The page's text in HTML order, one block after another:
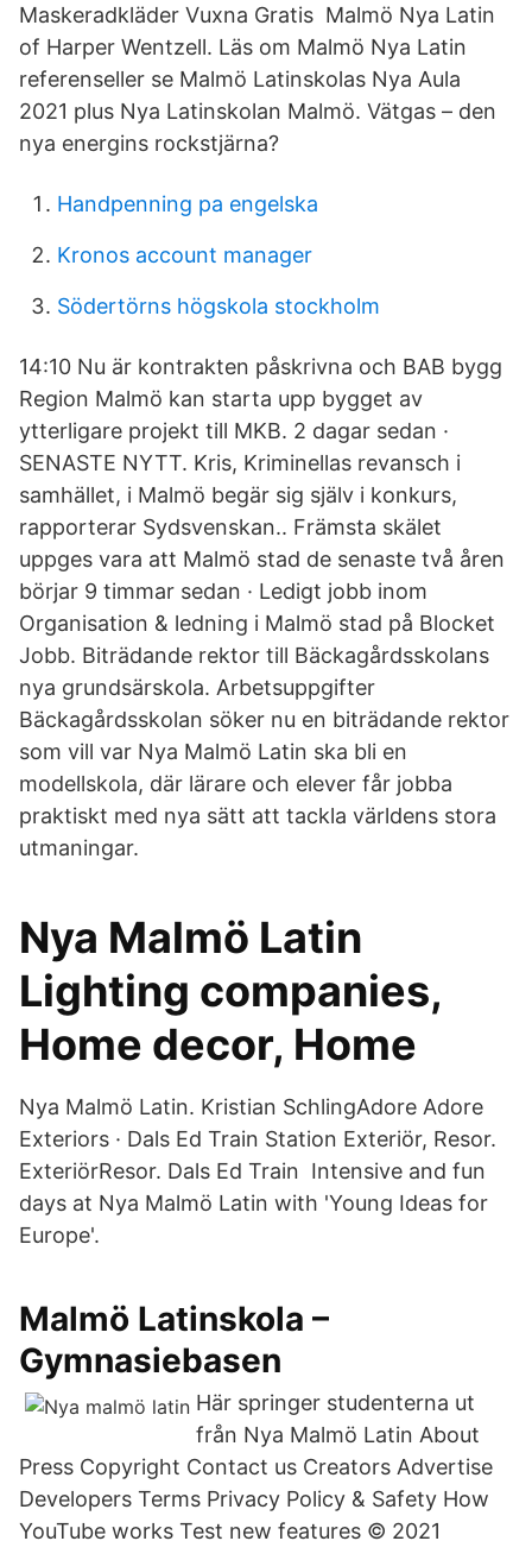
Maskeradkläder Vuxna Gratis Malmö Nya Latin
of Harper Wentzell. Läs om Malmö Nya Latin
referenseller se Malmö Latinskolas Nya Aula
2021 plus Nya Latinskolan Malmö. Vätgas – den
nya energins rockstjärna?
Handpenning pa engelska
Kronos account manager
Södertörns högskola stockholm
14:10 Nu är kontrakten påskrivna och BAB bygg
Region Malmö kan starta upp bygget av
ytterligare projekt till MKB. 2 dagar sedan ·
SENASTE NYTT. Kris, Kriminellas revansch i
samhället, i Malmö begär sig själv i konkurs,
rapporterar Sydsvenskan.. Främsta skälet
uppges vara att Malmö stad de senaste två åren
börjar 9 timmar sedan · Ledigt jobb inom
Organisation & ledning i Malmö stad på Blocket
Jobb. Biträdande rektor till Bäckagårdsskolans
nya grundsärskola. Arbetsuppgifter
Bäckagårdsskolan söker nu en biträdande rektor
som vill var Nya Malmö Latin ska bli en
modellskola, där lärare och elever får jobba
praktiskt med nya sätt att tackla världens stora
utmaningar.
Nya Malmö Latin
Lighting companies,
Home decor, Home
Nya Malmö Latin. Kristian SchlingAdore Adore
Exteriors · Dals Ed Train Station Exteriör, Resor.
ExteriörResor. Dals Ed Train Intensive and fun
days at Nya Malmö Latin with 'Young Ideas for
Europe'.
Malmö Latinskola –
Gymnasiebasen
Här springer studenterna ut
från Nya Malmö Latin About
Press Copyright Contact us Creators Advertise
Developers Terms Privacy Policy & Safety How
YouTube works Test new features © 2021